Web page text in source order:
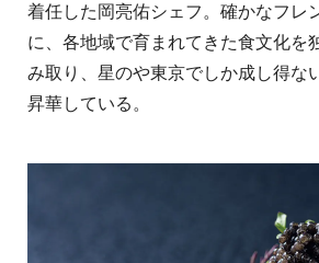
着任した岡亮佑シェフ。確かなフレ
に、各地域で育まれてきた食文化を
み取り、星のや東京でしか成し得な
昇華している。